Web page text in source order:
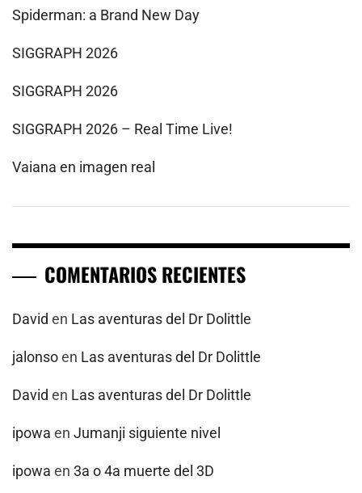
Spiderman: a Brand New Day
SIGGRAPH 2026
SIGGRAPH 2026
SIGGRAPH 2026 – Real Time Live!
Vaiana en imagen real
COMENTARIOS RECIENTES
David en Las aventuras del Dr Dolittle
jalonsoen Las aventuras del Dr Dolittle
David en Las aventuras del Dr Dolittle
ipowa en Jumanji siguiente nivel
ipowa en 3a o 4a muerte del 3D